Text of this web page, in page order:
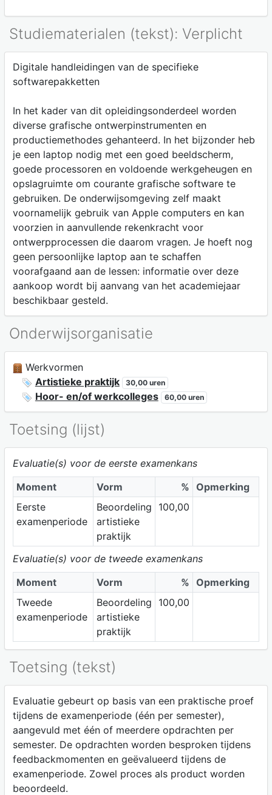
Studiematerialen (tekst): Verplicht
Digitale handleidingen van de specifieke
softwarepakketten
In het kader van dit opleidingsonderdeel worden
diverse grafische ontwerpinstrumenten en
productiemethodes gehanteerd. In het bijzonder heb
je een laptop nodig met een goed beeldscherm,
goede processoren en voldoende werkgeheugen en
opslagruimte om courante grafische software te
gebruiken. De onderwijsomgeving zelf maakt
voornamelijk gebruik van Apple computers en kan
voorzien in aanvullende rekenkracht voor
ontwerpprocessen die daarom vragen. Je hoeft nog
geen persoonlijke laptop aan te schaffen
voorafgaand aan de lessen: informatie over deze
aankoop wordt bij aanvang van het academiejaar
beschikbaar gesteld.
Onderwijsorganisatie
Werkvormen
Artistieke praktijk
30,00 uren
Hoor- en/of werkcolleges 60,00 uren
Toetsing (lijst)
Evaluatie(s) voor de eerste examenkans
Moment
Vorm % Opmerking
Eerste
examenperiode
Beoordeling
artistieke
praktijk
100,00
Evaluatie(s) voor de tweede examenkans
Moment
Vorm % Opmerking
Tweede
examenperiode
Beoordeling
artistieke
praktijk
100,00
Toetsing (tekst)
Evaluatie gebeurt op basis van een praktische proef
tijdens de examenperiode (één per semester),
aangevuld met één of meerdere opdrachten per
semester. De opdrachten worden besproken tijdens
feedbackmomenten en geëvalueerd tijdens de
examenperiode. Zowel proces als product worden
beoordeeld.